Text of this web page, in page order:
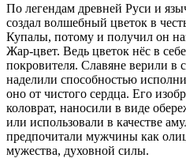
По легендам древней Руси и
создал волшебный цветок в
Купалы, потому и получил он
Жар-цвет. Ведь цветок нёс в
покровителя. Славяне верили в
наделили способностью
оно от чистого сердца. Его
коловрат, наносили в виде
или использовали в качестве
предпочитали мужчины как
мужества, духовной силы.